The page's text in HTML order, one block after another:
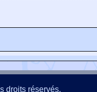
droits réservés.